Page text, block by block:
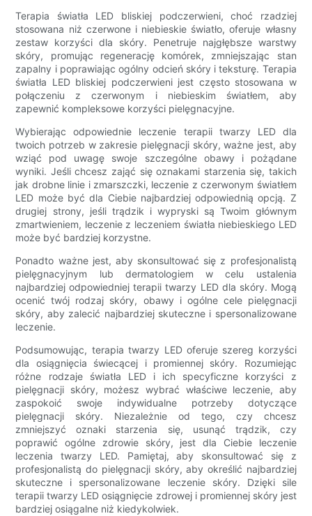
Terapia światła LED bliskiej podczerwieni, choć rzadziej
stosowana niż czerwone i niebieskie światło, oferuje własny
zestaw korzyści dla skóry. Penetruje najgłębsze warstwy
skóry, promując regenerację komórek, zmniejszając stan
zapalny i poprawiając ogólny odcień skóry i teksturę. Terapia
światła LED bliskiej podczerwieni jest często stosowana w
połączeniu z czerwonym i niebieskim światłem, aby
zapewnić kompleksowe korzyści pielęgnacyjne.
Wybierając odpowiednie leczenie terapii twarzy LED dla
twoich potrzeb w zakresie pielęgnacji skóry, ważne jest, aby
wziąć pod uwagę swoje szczególne obawy i pożądane
wyniki. Jeśli chcesz zająć się oznakami starzenia się, takich
jak drobne linie i zmarszczki, leczenie z czerwonym światłem
LED może być dla Ciebie najbardziej odpowiednią opcją. Z
drugiej strony, jeśli trądzik i wypryski są Twoim głównym
zmartwieniem, leczenie z leczeniem światła niebieskiego LED
może być bardziej korzystne.
Ponadto ważne jest, aby skonsultować się z profesjonalistą
pielęgnacyjnym lub dermatologiem w celu ustalenia
najbardziej odpowiedniej terapii twarzy LED dla skóry. Mogą
ocenić twój rodzaj skóry, obawy i ogólne cele pielęgnacji
skóry, aby zalecić najbardziej skuteczne i spersonalizowane
leczenie.
Podsumowując, terapia twarzy LED oferuje szereg korzyści
dla osiągnięcia świecącej i promiennej skóry. Rozumiejąc
różne rodzaje światła LED i ich specyficzne korzyści z
pielęgnacji skóry, możesz wybrać właściwe leczenie, aby
zaspokoić swoje indywidualne potrzeby dotyczące
pielęgnacji skóry. Niezależnie od tego, czy chcesz
zmniejszyć oznaki starzenia się, usunąć trądzik, czy
poprawić ogólne zdrowie skóry, jest dla Ciebie leczenie
leczenia twarzy LED. Pamiętaj, aby skonsultować się z
profesjonalistą do pielęgnacji skóry, aby określić najbardziej
skuteczne i spersonalizowane leczenie skóry. Dzięki sile
terapii twarzy LED osiągnięcie zdrowej i promiennej skóry jest
bardziej osiągalne niż kiedykolwiek.